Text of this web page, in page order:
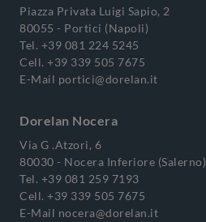
Piazza Privata Luigi Sapio, 2
80055 - Portici (Napoli)
Tel. +39 081 224 5245
Cell. +39 339 505 7675
E-Mail portici@dorelan.it
Dorelan Nocera
Via G .Atzori, 6
80030 - Nocera Inferiore (Salerno)
Tel. +39 081 259 7193
Cell. +39 339 505 7675
E-Mail nocera@dorelan.it